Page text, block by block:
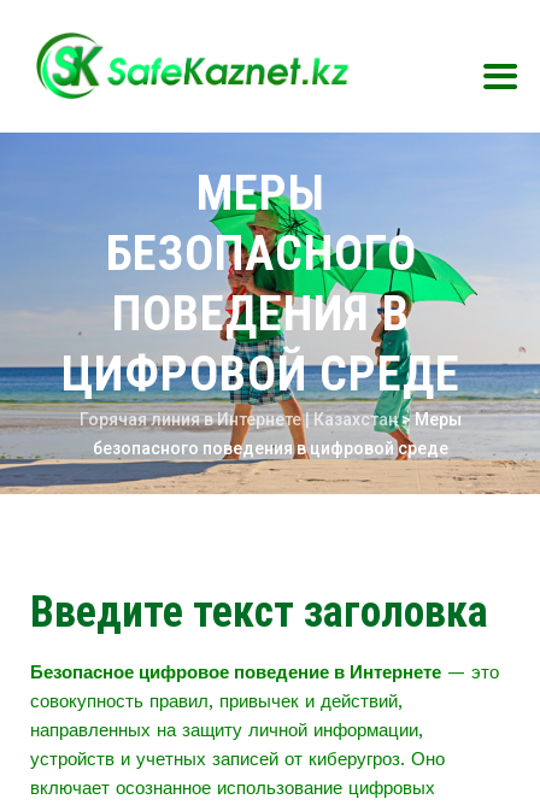
МЕРЫ
БЕЗОПАСНОГО
ПОВЕДЕНИЯ В
ЦИФРОВОЙ СРЕДЕ
Горячая линия в Интернете | Казахстан>Меры
безопасного поведения в цифровой среде
Введите текст заголовка
Безопасное цифровое поведение в Интернете — это
совокупность правил, привычек и действий,
направленных на защиту личной информации,
устройств и учетных записей от киберугроз. Оно
включает осознанное использование цифровых